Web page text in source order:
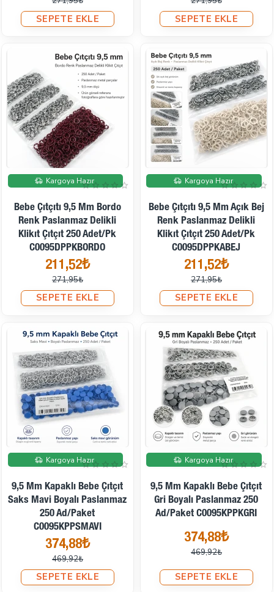
SEPETE EKLE SEPETE EKLE
İndirimde
Kargoya Hazır
Bebe Çıtçıtı 9,5 Mm Bordo
Renk Paslanmaz Delikli
Klikıt Çıtçıt 250 Adet/Pk
C0095DPPKBORDO
211,52₺
271,95₺
SEPETE EKLE
İndirimde
Kargoya Hazır
Bebe Çıtçıtı 9,5 Mm Açık Bej
Renk Paslanmaz Delikli
Klikıt Çıtçıt 250 Adet/Pk
C0095DPPKABEJ
211,52₺
271,95₺
SEPETE EKLE
İndirimde
Kargoya Hazır
9,5 Mm Kapaklı Bebe Çıtçıt
Saks Mavi Boyalı Paslanmaz
250 Ad/Paket
C0095KPPSMAVI
374,88₺
469,92₺
SEPETE EKLE
İndirimde
Kargoya Hazır
9,5 Mm Kapaklı Bebe Çıtçıt
Gri Boyalı Paslanmaz 250
Ad/Paket C0095KPPKGRI
374,88₺
469,92₺
SEPETE EKLE